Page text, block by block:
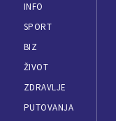
INFO
SPORT
BIZ
ŽIVOT
ZDRAVLJE
PUTOVANJA